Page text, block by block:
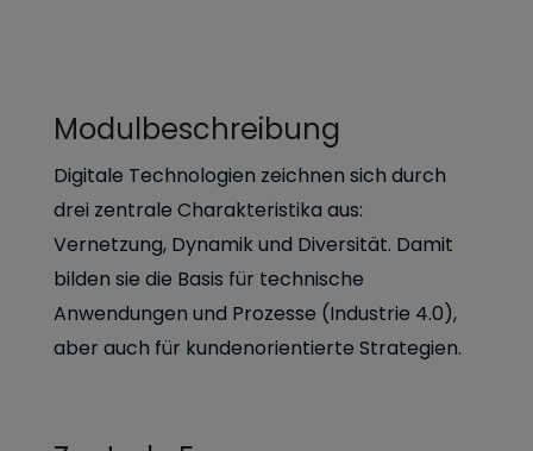
Modulbeschreibung
Digitale Technologien zeichnen sich durch
drei zentrale Charakteristika aus:
Vernetzung, Dynamik und Diversität. Damit
bilden sie die Basis für technische
Anwendungen und Prozesse (Industrie 4.0),
aber auch für kundenorientierte Strategien.